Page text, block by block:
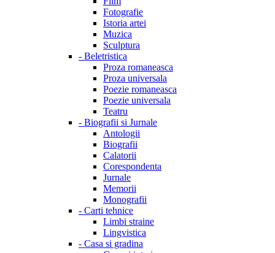
Fotografie
Istoria artei
Muzica
Sculptura
- Beletristica
Proza romaneasca
Proza universala
Poezie romaneasca
Poezie universala
Teatru
- Biografii si Jurnale
Antologii
Biografii
Calatorii
Corespondenta
Jurnale
Memorii
Monografii
- Carti tehnice
Limbi straine
Lingvistica
- Casa si gradina